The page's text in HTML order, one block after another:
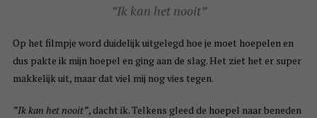
”Ik kan het nooit”
Op het filmpje word duidelijk uitgelegd hoe je moet hoepelen en
dus pakte ik mijn hoepel en ging aan de slag. Het ziet het er super
makkelijk uit, maar dat viel mij nog vies tegen.
”Ik kan het nooit”, dacht ik. Telkens gleed de hoepel naar beneden